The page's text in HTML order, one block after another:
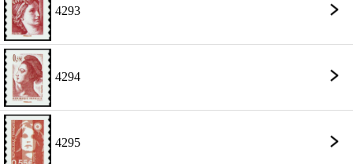
4293
4294
4295